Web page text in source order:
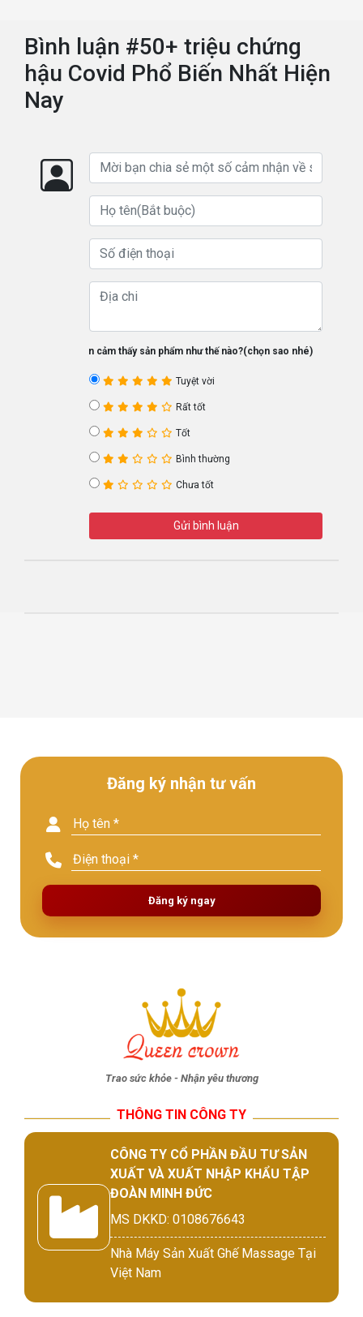
Bình luận #50+ triệu chứng
hậu Covid Phổ Biến Nhất Hiện
Nay
Bạn cảm thấy sản phẩm như thế nào?(chọn sao nhé)
Tuyệt vời
Rất tốt
Tốt
Bình thường
Chưa tốt
Gửi bình luận
Đăng ký nhận tư vấn
Đăng ký ngay
Trao sức khỏe - Nhận yêu thương
THÔNG TIN CÔNG TY
CÔNG TY CỔ PHẦN ĐẦU TƯ SẢN
XUẤT VÀ XUẤT NHẬP KHẨU TẬP
ĐOÀN MINH ĐỨC
MS DKKD: 0108676643
Nhà Máy Sản Xuất Ghế Massage Tại
Việt Nam